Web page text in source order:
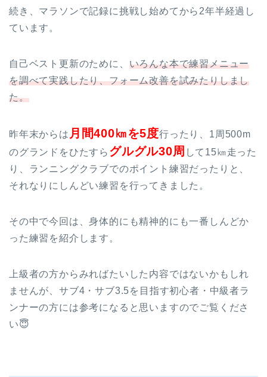
続き、マラソンで記録に挑戦し始めてから2年半経過し
ています。
自己ベスト更新のために、 いろんな本で練習メニュー
を調べて実践したり、フォーム改善を試みたりしまし
た。
昨年末からは 月間400㎞を5度行ったり、1周500m
のグランドをひたすら グルグル30周 して15㎞走った
り、ランニングクラブでのポイント練習だったりと、
それなりにしんどい練習を行ってきました。
その中で今回は、身体的にも精神的にも一番しんどか
った練習を紹介します。
上級者の方からみればたいした内容ではないかもしれ
ませんが、サブ4・サブ3.5を目指す初心者・中級者ラ
ンナーの方には参考になると思いますのでご覧くださ
い😇